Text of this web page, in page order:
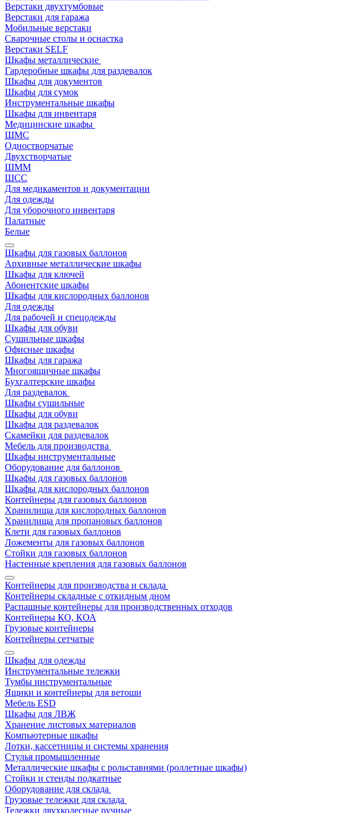
Верстаки двухтумбовые
Верстаки для гаража
Мобильные верстаки
Сварочные столы и оснастка
Верстаки SELF
Шкафы металлические
Гардеробные шкафы для раздевалок
Шкафы для документов
Шкафы для сумок
Инструментальные шкафы
Шкафы для инвентаря
Медицинские шкафы
ШМС
Одностворчатые
Двухстворчатые
ШММ
ШСС
Для медикаментов и документации
Для одежды
Для уборочного инвентаря
Палатные
Белые
Шкафы для газовых баллонов
Архивные металлические шкафы
Шкафы для ключей
Абонентские шкафы
Шкафы для кислородных баллонов
Для одежды
Для рабочей и спецодежды
Шкафы для обуви
Сушильные шкафы
Офисные шкафы
Шкафы для гаража
Многоящичные шкафы
Бухгалтерские шкафы
Для раздевалок
Шкафы сушильные
Шкафы для обуви
Шкафы для раздевалок
Скамейки для раздевалок
Мебель для производства
Шкафы инструментальные
Оборудование для баллонов
Шкафы для газовых баллонов
Шкафы для кислородных баллонов
Контейнеры для газовых баллонов
Хранилища для кислородных баллонов
Хранилища для пропановых баллонов
Клети для газовых баллонов
Ложементы для газовых баллонов
Стойки для газовых баллонов
Настенные крепления для газовых баллонов
Контейнеры для производства и склада
Контейнеры складные с откидным дном
Распашные контейнеры для производственных отходов
Контейнеры КО, КОА
Грузовые контейнеры
Контейнеры сетчатые
Шкафы для одежды
Инструментальные тележки
Тумбы инструментальные
Ящики и контейнеры для ветоши
Мебель ESD
Шкафы для ЛВЖ
Хранение листовых материалов
Компьютерные шкафы
Лотки, кассетницы и системы хранения
Стулья промышленные
Металлические шкафы с рольставнями (роллетные шкафы)
Стойки и стенды подкатные
Оборудование для склада
Грузовые тележки для склада
Тележки двухколесные ручные